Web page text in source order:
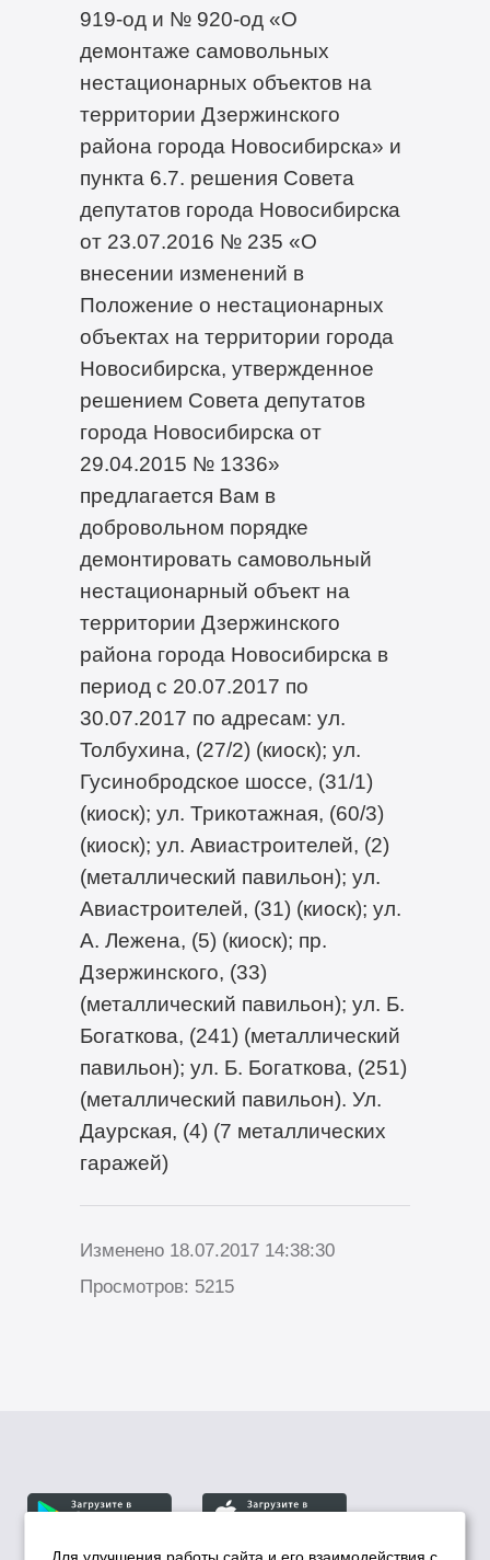
919-од и № 920-од «О
демонтаже самовольных
нестационарных объектов на
территории Дзержинского
района города Новосибирска» и
пункта 6.7. решения Совета
депутатов города Новосибирска
от 23.07.2016 № 235 «О
внесении изменений в
Положение о нестационарных
объектах на территории города
Новосибирска, утвержденное
решением Совета депутатов
города Новосибирска от
29.04.2015 № 1336»
предлагается Вам в
добровольном порядке
демонтировать самовольный
нестационарный объект на
территории Дзержинского
района города Новосибирска в
период с 20.07.2017 по
30.07.2017 по адресам: ул.
Толбухина, (27/2) (киоск); ул.
Гусинобродское шоссе, (31/1)
(киоск); ул. Трикотажная, (60/3)
(киоск); ул. Авиастроителей, (2)
(металлический павильон); ул.
Авиастроителей, (31) (киоск); ул.
А. Лежена, (5) (киоск); пр.
Дзержинского, (33)
(металлический павильон); ул. Б.
Богаткова, (241) (металлический
павильон); ул. Б. Богаткова, (251)
(металлический павильон). Ул.
Даурская, (4) (7 металлических
гаражей)
Изменено 18.07.2017 14:38:30
Просмотров: 5215